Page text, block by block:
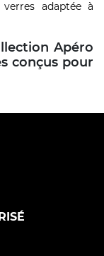
adaptée à
Apéro
conçus pour